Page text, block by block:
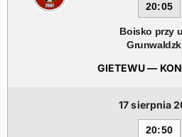
20:05
Boisko przy
GIETEWU —
17 sierpnia
20:50